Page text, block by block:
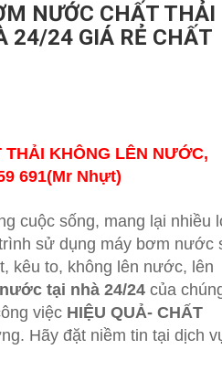
NƯỚC CHẤT THẢI
24/24 GIÁ RẺ CHẤT
KHÔNG LÊN NƯỚC,
691(Mr Nhựt)
cuộc sống, mang lại nhiều
sử dụng máy bơm nước
kêu to, không lên nước, lên
tại nhà 24/24 của
việc HIỆU QUẢ- CHẤT
Hãy đặt niềm tin tại dịch